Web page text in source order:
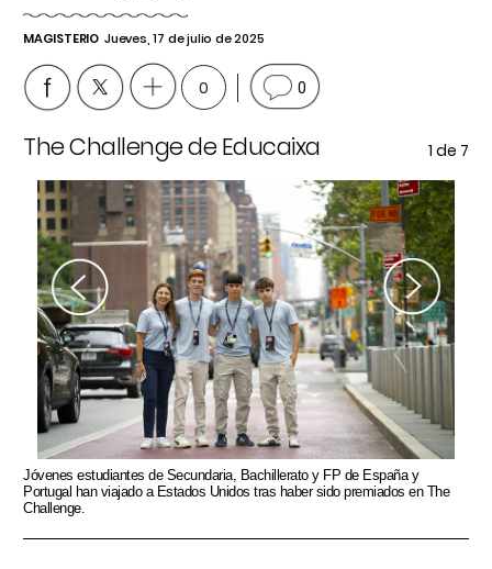
MAGISTERIO Jueves, 17 de julio de 2025
0 0
Previous
The Challenge de Educaixa 1 de 7
Jóvenes estudiantes de Secundaria, Bachillerato y FP de España y
Portugal han viajado a Estados Unidos tras haber sido premiados en The
Challenge.
Next